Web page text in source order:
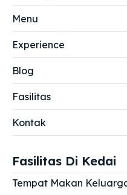
Menu
Experience
Blog
Fasilitas
Kontak
Fasilitas Di Kedai
Tempat Makan